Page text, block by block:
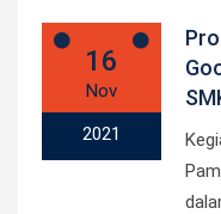
16
Nov
2021